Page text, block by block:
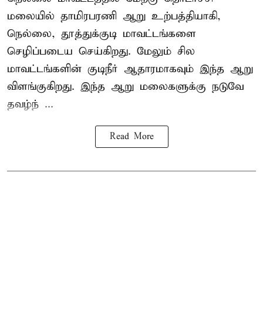
மலையில் தாமிரபரணி ஆறு உற்பத்தியாகி,
நெல்லை, தூத்துக்குடி மாவட்டங்களை
செழிப்படைய செய்கிறது. மேலும் சில
மாவட்டங்களின் குடிநீர் ஆதாரமாகவும் இந்த ஆறு
விளங்குகிறது. இந்த ஆறு மலைகளுக்கு நடுவே
தவழ்ந் ...
Read More